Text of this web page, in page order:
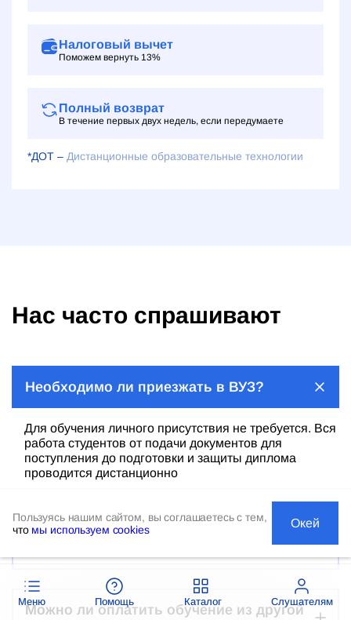
Налоговый вычет
Поможем вернуть 13%
Полный возврат
В течение первых двух недель, если передумаете
*ДОТ – Дистанционные образовательные технологии
Нас часто спрашивают
Необходимо ли приезжать в ВУЗ?
Для обучения личного присутствия не требуется. Вся
работа студентов от подачи документов для
поступления до подготовки и защиты диплома
проводится дистанционно
Иностранные граждане могут
Можно ли оплатить обучение из другой
Меню Помощь Каталог Слушателям
Пользуясь нашим сайтом, вы соглашаетесь с тем,
что мы используем cookies Окей